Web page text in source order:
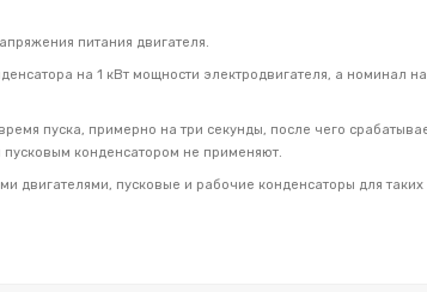
питания двигателя.
на 1 кВт мощности электродвигателя, а номинал
пуска, примерно на три секунды, после чего
конденсатором не применяют.
пусковые и рабочие конденсаторы для таких